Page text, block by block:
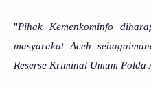
"Pihak Kemenkominfo
masyarakat Aceh
Reserse Kriminal Umum Polda